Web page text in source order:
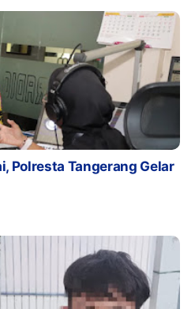
Polresta Tangerang Gelar